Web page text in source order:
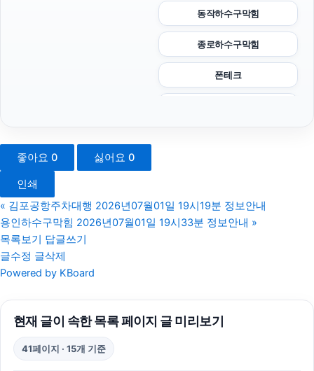
동작하수구막힘
종로하수구막힘
폰테크
아고다할인코드
개인회생중대출
좋아요 0 싫어요 0
인쇄
« 김포공항주차대행 2026년07월01일 19시19분 정보안내
용인하수구막힘 2026년07월01일 19시33분 정보안내 »
목록보기 답글쓰기
글수정 글삭제
Powered by KBoard
현재 글이 속한 목록 페이지 글 미리보기
41페이지 · 15개 기준